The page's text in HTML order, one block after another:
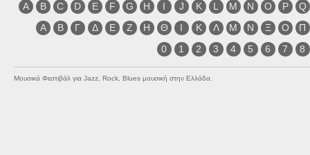
A B C D E F G H I J K L M N O P
Q
Α
Β Γ Δ Ε Ζ Η Θ Ι Κ Λ Μ Ν Ξ Ο
Π
0
1 2 3 4 5 6 7 8
Μουσικά Φεστιβάλ για Jazz, Rock, Blues μουσική στην Ελλάδα.